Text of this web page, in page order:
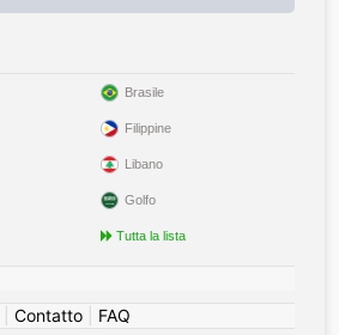
Brasile
Filippine
Libano
Golfo
Tutta la lista
Contatto FAQ